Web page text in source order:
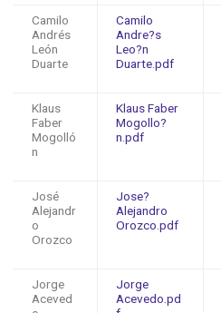
Camilo
Andrés
León
Duarte
Camilo
Andre?s
Leo?n
Duarte.pdf
Klaus
Faber
Mogolló
n
Klaus Faber
Mogollo?
n.pdf
José
Alejandr
o
Orozco
Jose?
Alejandro
Orozco.pdf
Jorge
Aceved
Jorge
Acevedo.pd